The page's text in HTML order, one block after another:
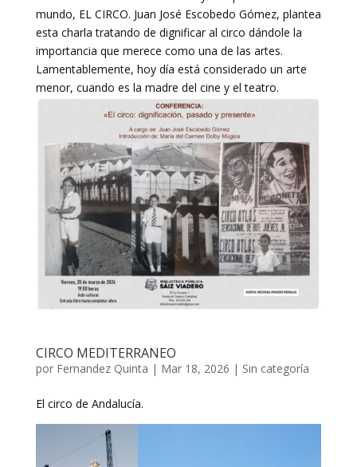
mundo, EL CIRCO. Juan José Escobedo Gómez, plantea
esta charla tratando de dignificar al circo dándole la
importancia que merece como una de las artes.
Lamentablemente, hoy día está considerado un arte
menor, cuando es la madre del cine y el teatro.
CIRCO MEDITERRANEO
por Fernandez Quinta | Mar 18, 2026 | Sin categoría
El circo de Andalucía.